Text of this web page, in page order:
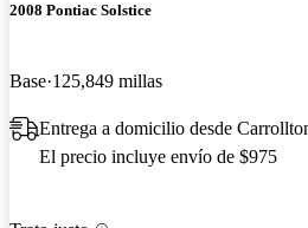
2008 Pontiac Solstice
Base 125,849 millas
Entrega a domicilio desde
El precio incluye envío de $975